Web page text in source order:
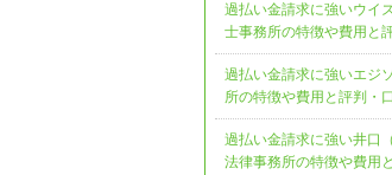
過払い金請求に強いウイ
士事務所の特徴や費用と
過払い金請求に強いエジ
所の特徴や費用と評判・
過払い金請求に強い井口
法律事務所の特徴や費用